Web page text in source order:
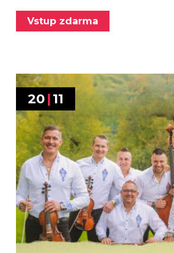
Vstup zdarma
20 |11